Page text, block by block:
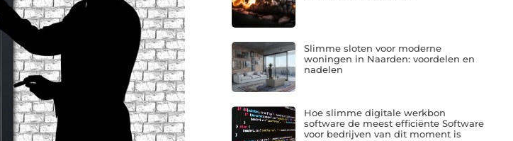
Slimme sloten voor moderne
woningen in Naarden: voordelen en
nadelen
Hoe slimme digitale werkbon
software de meest efficiënte Software
voor bedrijven van dit moment is